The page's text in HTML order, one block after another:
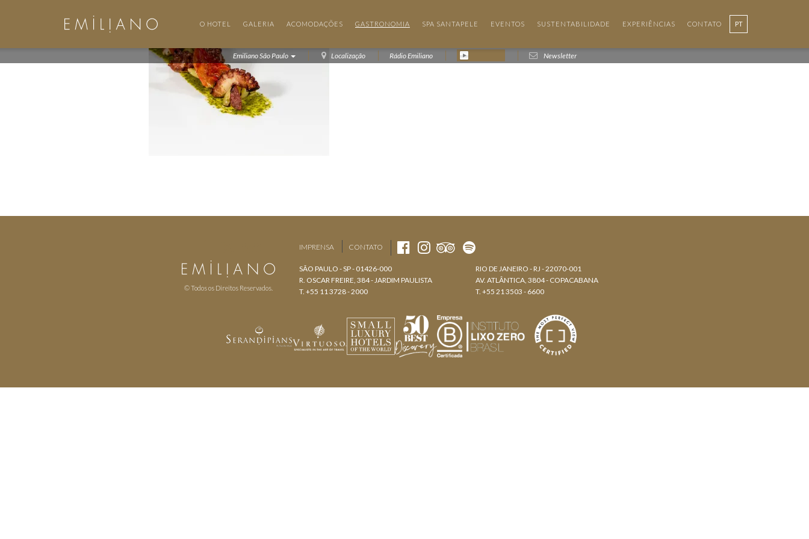
O HOTEL GALERIA ACOMODAÇÕES GASTRONOMIA SPA SANTAPELE EVENTOS SUSTENTABILIDADE EXPERIÊNCIAS CONTATO PT
Emiliano São Paulo Localização Rádio Emiliano Newsletter
© Todos os Direitos Reservados.
IMPRENSA CONTATO
SÃO PAULO - SP - 01426-000
R. OSCAR FREIRE, 384 - JARDIM PAULISTA
T. +55 11 3728 - 2000
RIO DE JANEIRO - RJ - 22070-001
AV. ATLÂNTICA, 3804 - COPACABANA
T. +55 21 3503 - 6600